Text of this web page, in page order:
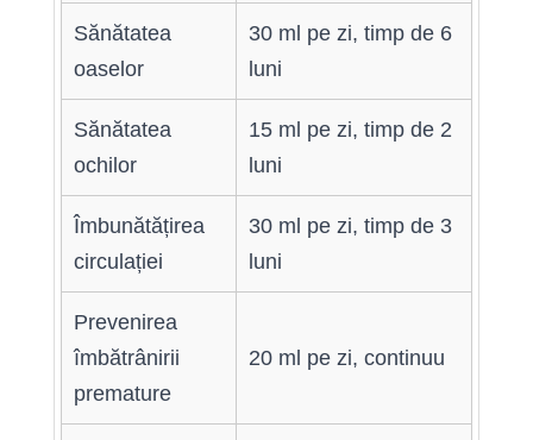
Sănătatea
oaselor
30 ml pe zi, timp de 6
luni
Sănătatea
ochilor
15 ml pe zi, timp de 2
luni
Îmbunătățirea
circulației
30 ml pe zi, timp de 3
luni
Prevenirea
îmbătrânirii
premature
20 ml pe zi, continuu